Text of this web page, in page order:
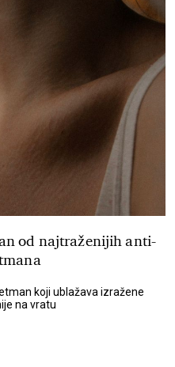
od najtraženijih anti-
koji ublažava izražene
na vratu